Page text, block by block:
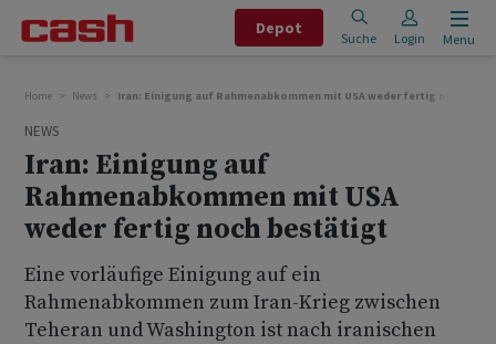
Depot
Suche Login Menu
Home News Iran: Einigung auf Rahmenabkommen mit USA weder fertig noch
NEWS
Iran: Einigung auf
Rahmenabkommen mit USA
weder fertig noch bestätigt
Eine vorläufige Einigung auf ein
Rahmenabkommen zum Iran-Krieg zwischen
Teheran und Washington ist nach iranischen